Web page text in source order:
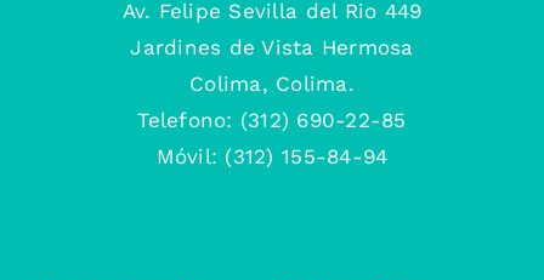
Av. Felipe Sevilla del Rio 449
Jardines de Vista Hermosa
Colima, Colima.
Telefono: (312) 690-22-85
Móvil: (312) 155-84-94